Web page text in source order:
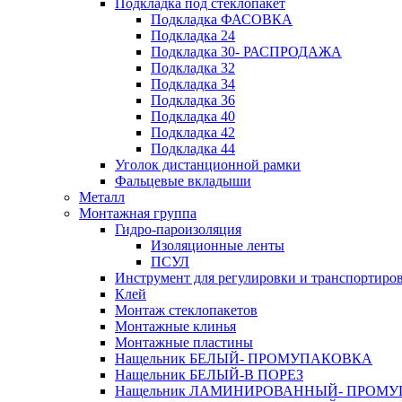
Подкладка ФАСОВКА
Подкладка 24
Подкладка 30- РАСПРОДАЖА
Подкладка 32
Подкладка 34
Подкладка 36
Подкладка 40
Подкладка 42
Подкладка 44
Уголок дистанционной рамки
Фальцевые вкладыши
Металл
Монтажная группа
Гидро-пароизоляция
Изоляционные ленты
ПСУЛ
Инструмент для регулировки и
Клей
Монтаж стеклопакетов
Монтажные клинья
Монтажные пластины
Нащельник БЕЛЫЙ- ПРОМУПАКОВКА
Нащельник БЕЛЫЙ-В ПОРЕЗ
Нащельник ЛАМИНИРОВАННЫЙ-